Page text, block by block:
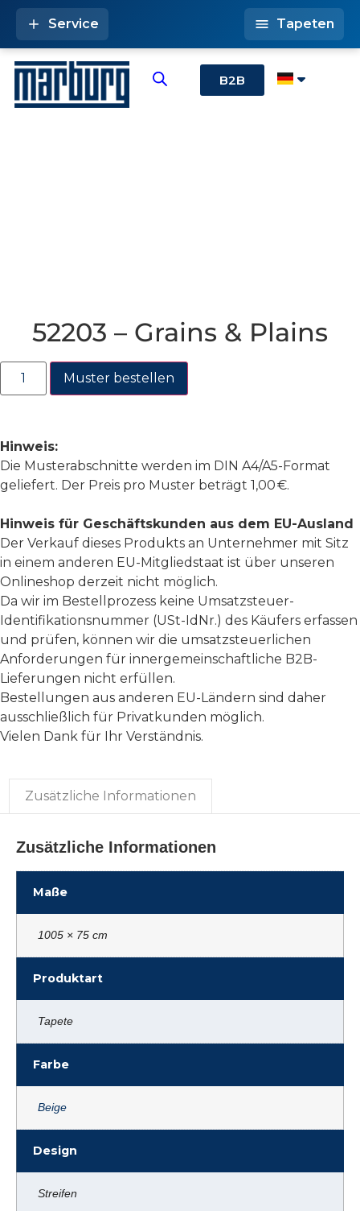
B2B
Service Tapeten
52203 – Grains & Plains
Muster bestellen
Hinweis:
Die Musterabschnitte werden im DIN A4/A5-Format
geliefert. Der Preis pro Muster beträgt 1,00 €.
Hinweis für Geschäftskunden aus dem EU-Ausland
Der Verkauf dieses Produkts an Unternehmer mit Sitz
in einem anderen EU-Mitgliedstaat ist über unseren
Onlineshop derzeit nicht möglich.
Da wir im Bestellprozess keine Umsatzsteuer-
Identifikationsnummer (USt-IdNr.) des Käufers erfassen
und prüfen, können wir die umsatzsteuerlichen
Anforderungen für innergemeinschaftliche B2B-
Lieferungen nicht erfüllen.
Bestellungen aus anderen EU-Ländern sind daher
ausschließlich für Privatkunden möglich.
Vielen Dank für Ihr Verständnis.
Zusätzliche Informationen
Zusätzliche Informationen
Maße
1005 × 75 cm
Produktart
Tapete
Farbe
Beige
Design
Streifen